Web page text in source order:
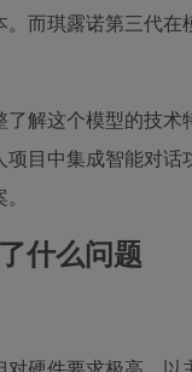
而琪露诺第三代
解这个模型的技
目中集成智能对
什么问题